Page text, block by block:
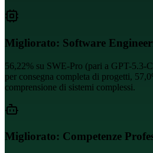
Migliorato: Software
56,22% su SWE-Pro (pari a GPT-5.3-
per consegna completa di progetti,
comprensione di sistemi complessi.
Migliorato: Competenze